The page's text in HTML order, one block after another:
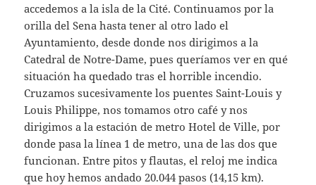
accedemos a la isla de la Cité. Continuamos por la
orilla del Sena hasta tener al otro lado el
Ayuntamiento, desde donde nos dirigimos a la
Catedral de Notre-Dame, pues queríamos ver en qué
situación ha quedado tras el horrible incendio.
Cruzamos sucesivamente los puentes Saint-Louis y
Louis Philippe, nos tomamos otro café y nos
dirigimos a la estación de metro Hotel de Ville, por
donde pasa la línea 1 de metro, una de las dos que
funcionan. Entre pitos y flautas, el reloj me indica
que hoy hemos andado 20.044 pasos (14,15 km).